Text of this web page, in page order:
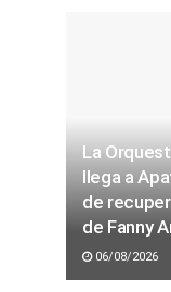
La
llega a
de
de Fanny
06/08/2026